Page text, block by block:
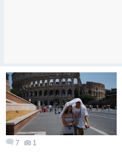
7 1